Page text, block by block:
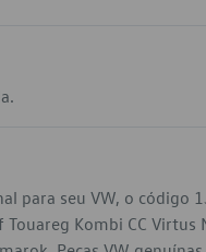
para seu VW, o código
Touareg Kombi CC